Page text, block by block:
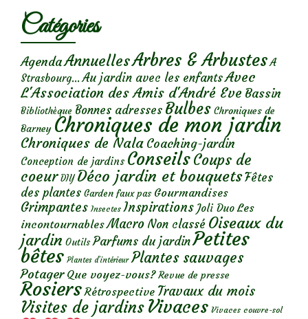
Catégories
AgendaAnnuellesArbres & Arbustes A
Strasbourg... Au jardin avec les enfantsAvec
L'Association des Amis d'André Eve Bassin
Bibliothèque Bonnes adresses Bulbes Chroniques de
Barney Chroniques de mon jardin
Chroniques de Nala Coaching-jardin
Conception de jardins ConseilsCoups de
coeur DIY Déco jardin et bouquetsFêtes
des plantes Garden faux pas Gourmandises
Grimpantes Insectes Inspirations Joli Duo Les
incontournables Macro Non classé Oiseaux du
jardin Outils Parfums du jardinPetites
bêtes Plantes d’intérieur Plantes sauvages
Potager Que voyez-vous? Revue de presse
Rosiers Rétrospective Travaux du mois
Visites de jardins Vivaces Vivaces couvre-sol